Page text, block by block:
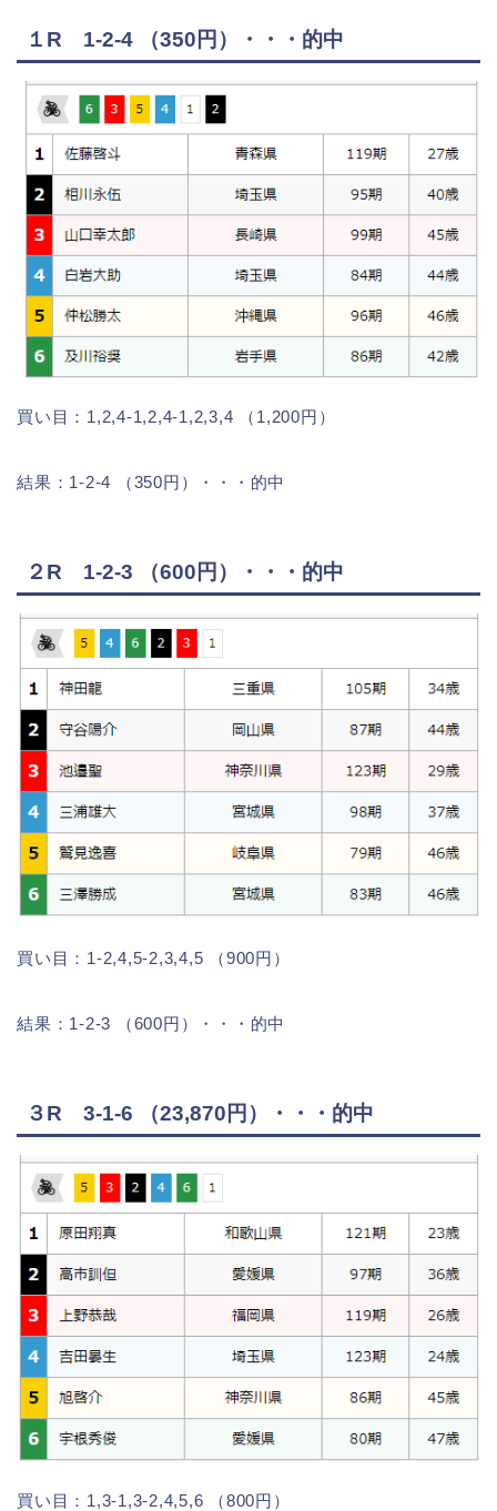
１R 1-2-4 （350円）・・・的中
買い目：1,2,4-1,2,4-1,2,3,4 （1,200円）
結果：1-2-4 （350円）・・・的中
２R 1-2-3 （600円）・・・的中
買い目：1-2,4,5-2,3,4,5 （900円）
結果：1-2-3 （600円）・・・的中
３R 3-1-6 （23,870円）・・・的中
買い目：1,3-1,3-2,4,5,6 （800円）